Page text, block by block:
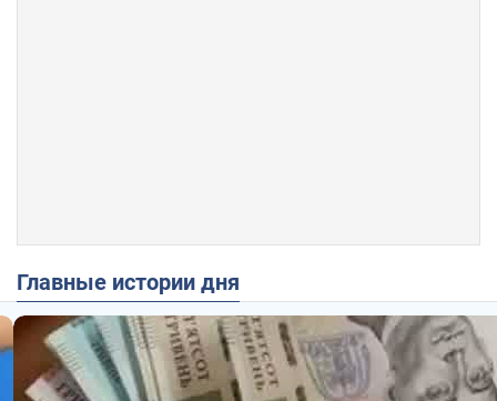
Главные истории дня